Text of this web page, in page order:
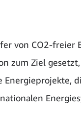
von CO2-
zum Ziel
Energieprojekte,